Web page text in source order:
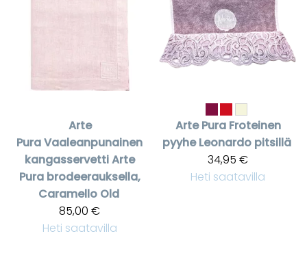
Arte
PuraVaaleanpunainen
kangasservetti Arte
Pura brodeerauksella,
Caramello Old
85,00 €
Heti saatavilla
Arte Pura Froteinen
pyyhe Leonardo pitsillä
34,95 €
Heti saatavilla